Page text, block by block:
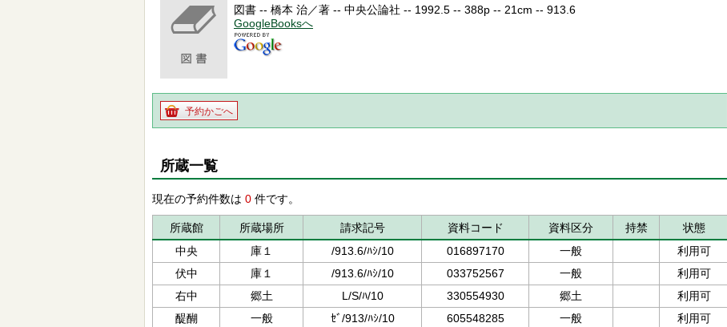
図書 -- 橋本 治／著 -- 中央公論社 -- 1992.5 -- 388p -- 21cm -- 913.6
GoogleBooksへ
予約かごへ
所蔵一覧
現在の予約件数は 0 件です。
所蔵館 所蔵場所 請求記号 資料コード 資料区分 持禁
状態
中央
庫１ /913.6/ﾊｼ/10 016897170 一般
利用可
伏中
庫１ /913.6/ﾊｼ/10 033752567 一般
利用可
右中
郷土 L/S/ﾊ/10 330554930 郷土
利用可
醍醐
一般 ｾﾞ/913/ﾊｼ/10 605548285 一般
利用可